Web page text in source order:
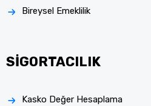
Bireysel Emeklilik
SİGORTACILIK
Kasko Değer Hesaplama